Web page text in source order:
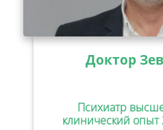
Доктор
Психиатр
клинический опыт